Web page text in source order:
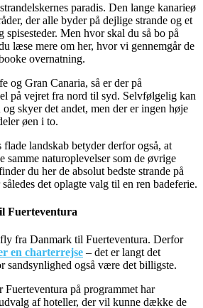
paradis. Den lange kanarieø
der alle byder på dejlige strande og et
spisesteder. Men hvor skal du så bo på
læse mere om her, hvor vi gennemgår de
overnatning.
og Gran Canaria, så er der på
på vejret fra nord til syd. Selvfølgelig kan
skyer det andet, men der er ingen høje
øen i to.
landskab betyder derfor også, at
samme naturoplevelser som de øvrige
du her de absolut bedste strande på
det oplagte valg til en ren badeferie.
Fuerteventura
fra Danmark til Fuerteventura. Derfor
en charterrejse – det er langt det
sandsynlighed også være det billigste.
Fuerteventura på programmet har
af hoteller, der vil kunne dække de